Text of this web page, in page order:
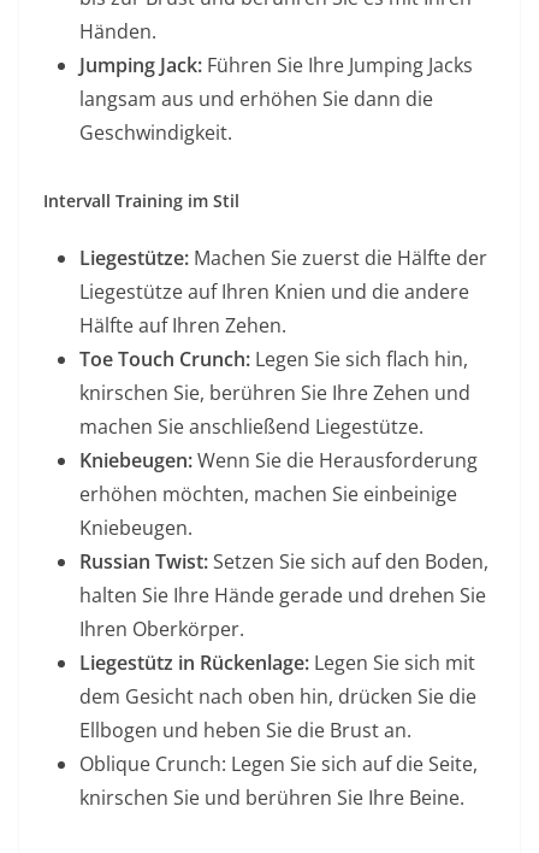
Händen.
Jumping Jack: Führen Sie Ihre Jumping Jacks
langsam aus und erhöhen Sie dann die
Geschwindigkeit.
Intervall Training im Stil
Liegestütze: Machen Sie zuerst die Hälfte der
Liegestütze auf Ihren Knien und die andere
Hälfte auf Ihren Zehen.
Toe Touch Crunch: Legen Sie sich flach hin,
knirschen Sie, berühren Sie Ihre Zehen und
machen Sie anschließend Liegestütze.
Kniebeugen:Wenn Sie die Herausforderung
erhöhen möchten, machen Sie einbeinige
Kniebeugen.
Russian Twist:Setzen Sie sich auf den Boden,
halten Sie Ihre Hände gerade und drehen Sie
Ihren Oberkörper.
Liegestütz in Rückenlage: Legen Sie sich mit
dem Gesicht nach oben hin, drücken Sie die
Ellbogen und heben Sie die Brust an.
Oblique Crunch: Legen Sie sich auf die Seite,
knirschen Sie und berühren Sie Ihre Beine.